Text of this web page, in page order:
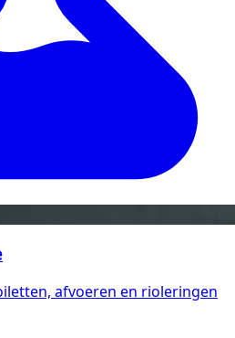
afvoeren en rioleringen